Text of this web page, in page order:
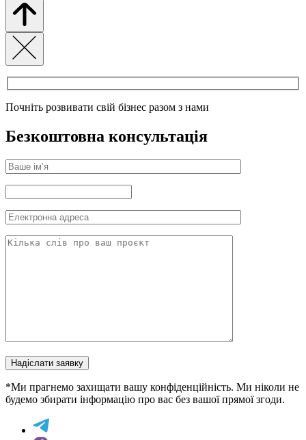
Почніть розвивати свій бізнес разом з нами
Безкоштовна консультація
Надіслати заявку
*Ми прагнемо захищати вашу конфіденційність. Ми ніколи не
будемо збирати інформацію про вас без вашої прямої згоди.